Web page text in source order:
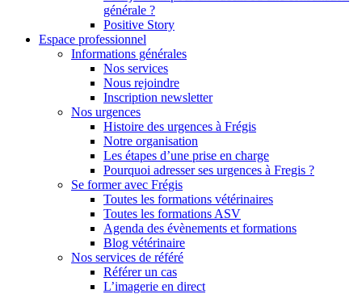
générale ?
Positive Story
Espace professionnel
Informations générales
Nos services
Nous rejoindre
Inscription newsletter
Nos urgences
Histoire des urgences à Frégis
Notre organisation
Les étapes d’une prise en charge
Pourquoi adresser ses urgences à Fregis ?
Se former avec Frégis
Toutes les formations vétérinaires
Toutes les formations ASV
Agenda des évènements et formations
Blog vétérinaire
Nos services de référé
Référer un cas
L’imagerie en direct